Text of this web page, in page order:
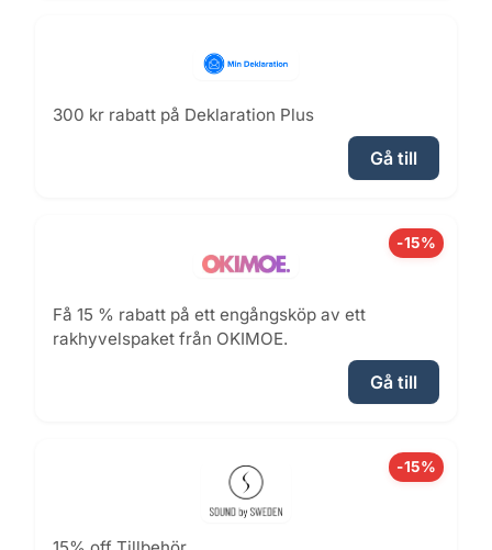
300 kr rabatt på Deklaration Plus
Gå till
-15%
Få 15 % rabatt på ett engångsköp av ett
rakhyvelspaket från OKIMOE.
Gå till
-15%